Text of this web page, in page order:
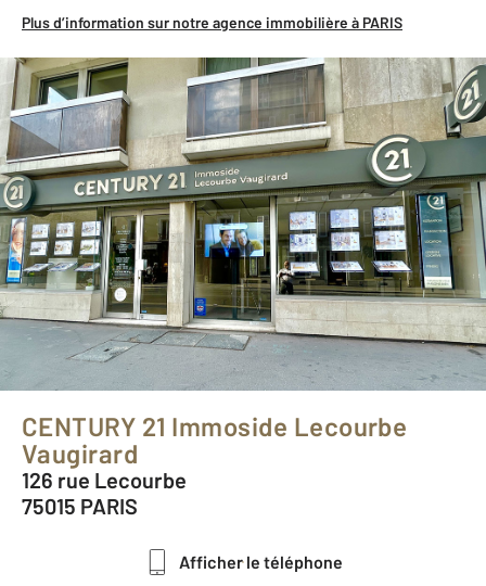
Plus d’information sur notre agence immobilière à PARIS
CENTURY 21 Immoside Lecourbe
Vaugirard
126 rue Lecourbe
75015 PARIS
Afficher le téléphone